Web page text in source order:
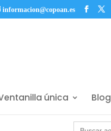
informacion@copoan.es
única Blog
Buscar: